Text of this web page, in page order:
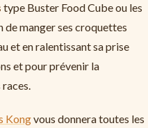
type Buster Food Cube ou les
manger ses croquettes
et en ralentissant sa prise
et pour prévenir la
Kongvous donnera toutes les